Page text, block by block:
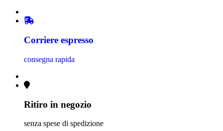
Corriere espresso
consegna rapida
Ritiro in negozio
senza spese di spedizione